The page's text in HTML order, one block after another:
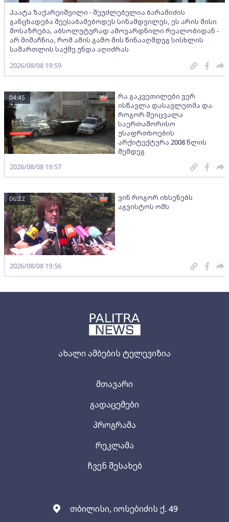
ახალი ამბების ტელევიზია
თბილისი, იოსებიძის ქ. 49
მთავარი
გადაცემები
პროგრამა
რეკლამა
ჩვენ შესახებ
პაატა ზაქარეიშვილი - შეუძლებელია ბარამიძის
განცხადება შეესაბამებოდეს სინამდვილეს, ეს არის მისი
მოსაზრება, აბსოლუტურად ამოვარდნილი რეალობიდან -
არ მიმაჩნია, რომ ამის გამო მის წინააღმდეგ სისხლის
სამართლის საქმე უნდა აღიძრას
2026/08/08 19:59
რა გაკვეთილები ვერ
ისწავლა დასავლეთმა და
როგორ შეიცვალა
საერთაშორისო
უსაფრთხოების
არქიტექტურა 2008 წლის
შემდეგ
04:45
2026/08/08 19:57
ვინ როგორ იხსენებს
აგვისტოს ომს
06:22
2026/08/08 19:56